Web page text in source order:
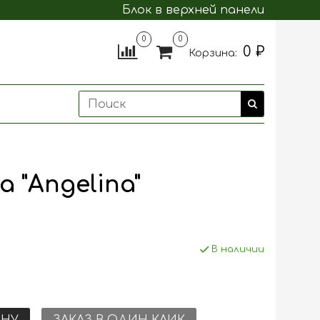
Блок в верхней панели
0 0
Корзина: 0 ₽
"Angelina"
В наличии